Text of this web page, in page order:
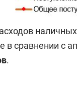
в сравнении с
.